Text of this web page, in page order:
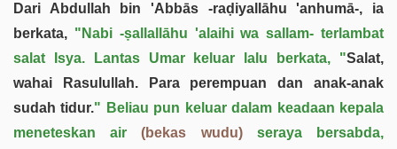
Dari Abdullah bin 'Abbās -raḍiyallāhu 'anhumā-, ia
berkata, "Nabi -ṣallallāhu 'alaihi wa sallam- terlambat
salat Isya. Lantas Umar keluar lalu berkata, "Salat,
wahai Rasulullah. Para perempuan dan anak-anak
sudah tidur." Beliau pun keluar dalam keadaan kepala
meneteskan air(bekas wudu)seraya bersabda,